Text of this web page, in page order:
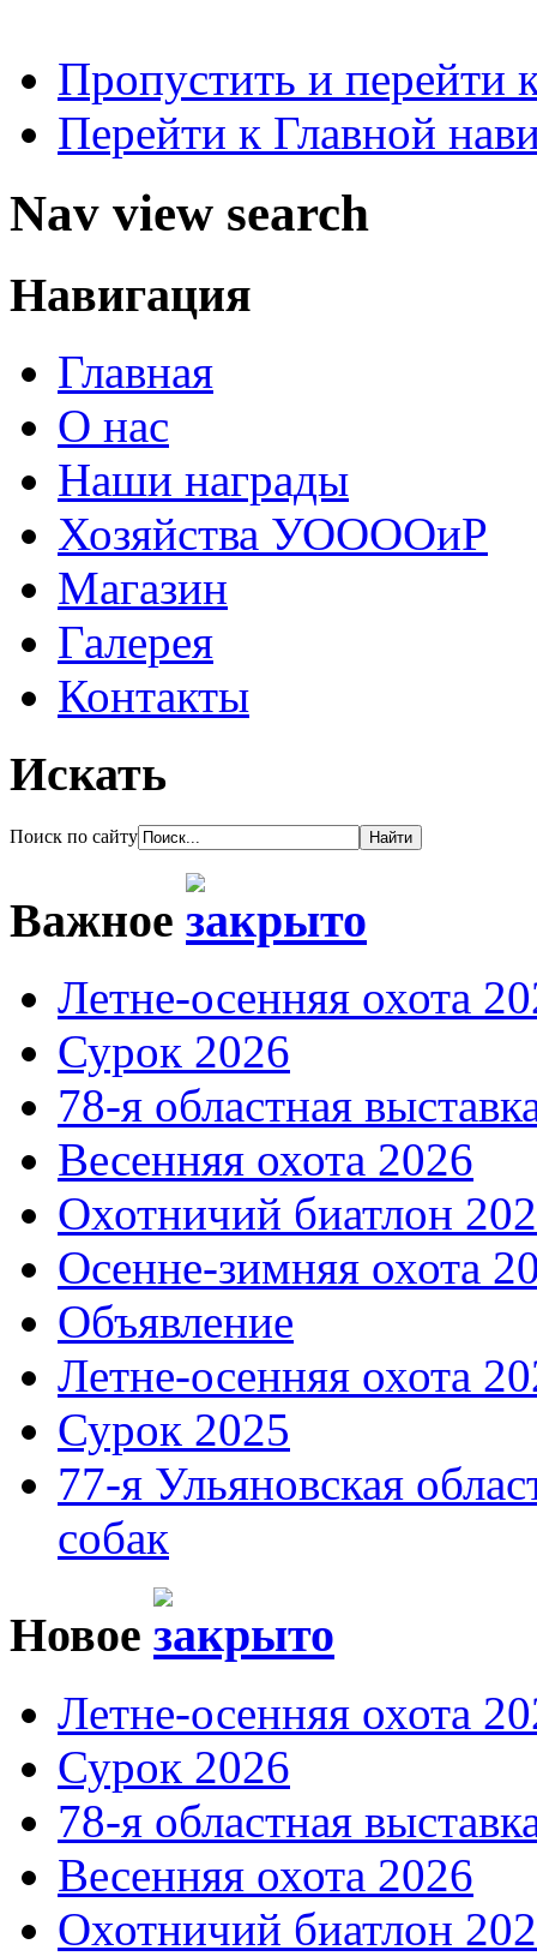
Пропустить и перейти
Перейти к Главной
Nav view search
Навигация
Главная
О нас
Наши награды
Хозяйства УООООиР
Магазин
Галерея
Контакты
Искать
Поиск по сайту
Важное
Летне-осенняя охота
Сурок 2026
78-я областная
Весенняя охота 2026
Охотничий биатлон
Осенне-зимняя охота
Объявление
Летне-осенняя охота
Сурок 2025
77-я Ульяновская
собак
Новое
Летне-осенняя охота
Сурок 2026
78-я областная
Весенняя охота 2026
Охотничий биатлон